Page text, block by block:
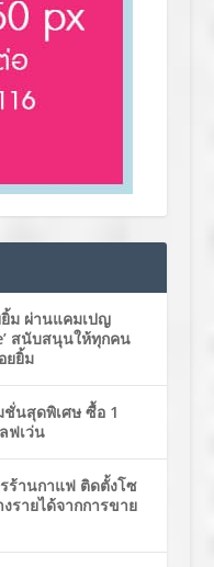
ม ผ่านแคมเปญ
สนับสนุนให้ทุกคน
ยยิ้ม
ชั่นสุดพิเศษ ซื้อ 1
ฟเว่น
ร้านกาแฟ ติดตั้งโซ
รายได้จากการขาย